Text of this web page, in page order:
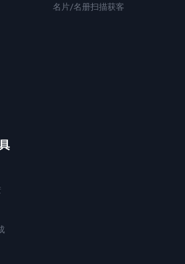
名片/名册扫描获客